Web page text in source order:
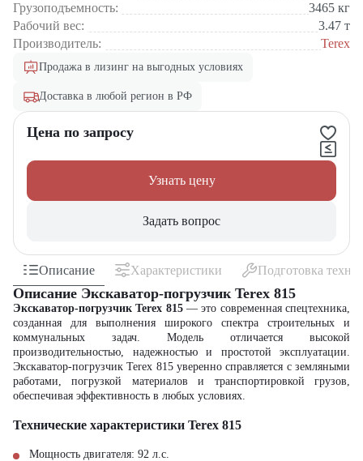
Грузоподъемность:
3465 кг
Рабочий вес:
3.47 т
Производитель:
Terex
Продажа в лизинг на выгодных условиях
Доставка в любой регион в РФ
Цена по запросу
Узнать цену
Задать вопрос
Описание Характеристики Подготовка
Описание Экскаватор-погрузчик Terex 815
Экскаватор-погрузчик Terex 815— это современная спецтехника,
созданная для выполнения широкого спектра строительных и
коммунальных задач. Модель отличается высокой
производительностью, надежностью и простотой эксплуатации.
Экскаватор-погрузчик Terex 815 уверенно справляется с земляными
работами, погрузкой материалов и транспортировкой грузов,
обеспечивая эффективность в любых условиях.
Технические характеристики Terex 815
Мощность двигателя: 92 л.с.